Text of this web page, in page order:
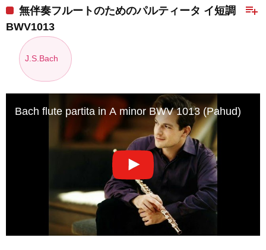
playlist_add
無伴奏フルートのためのパルティータ イ短調
BWV1013
J.S.Bach
Bach flute partita in A minor BWV 1013 (Pahud)